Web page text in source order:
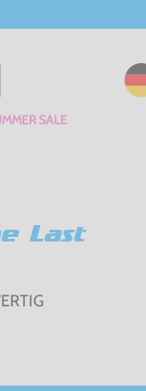
SALE
Last